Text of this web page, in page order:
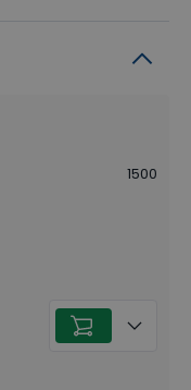
1500